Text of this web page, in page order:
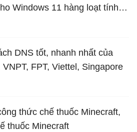
Windows 11 hàng loạt tính
DNS tốt, nhanh nhất của
VNPT, FPT, Viettel, Singapore
thức chế thuốc Minecraft,
thuốc Minecraft